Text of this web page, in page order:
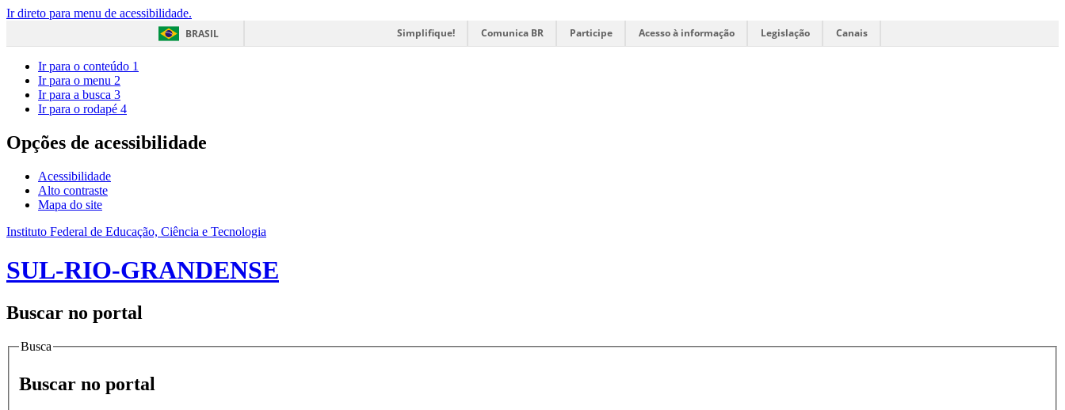
Ir direto para menu de acessibilidade.
BRASIL
Simplifique! Comunica BR Participe Acesso à informação Legislação Canais
Ir para o conteúdo 1
Ir para o menu 2
Ir para a busca 3
Ir para o rodapé 4
Opções de acessibilidade
Acessibilidade
Alto contraste
Mapa do site
Instituto Federal de Educação, Ciência e Tecnologia
SUL-RIO-GRANDENSE
Buscar no portal
Busca
Buscar no portal